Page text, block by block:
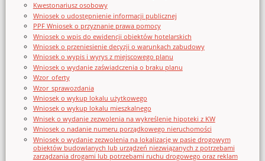
Kwestonariusz osobowy
Wniosek o udostępnienie informacji publicznej
PPF Wniosek o przyznanie prawa pomocy
Wniosek o wpis do ewidencji obiektów hotelarskich
Wniosek o przeniesienie decyzji o warunkach zabudowy
Wniosek o wypis i wyrys z miejscowego planu
Wniosek o wydanie zaświadczenia o braku planu
Wzor_oferty
Wzor_sprawozdania
Wniosek o wykup lokalu użytkowego
Wniosek o wykup lokalu mieszkalnego
Wnisek o wydanie zezwolenia na wykreślenie hipoteki z KW
Wniosek o nadanie numeru porządkowego nieruchomości
Wniosek o wydanie zezwolenia na lokalizację w pasie drogowym
obiektów budowlanych lub urządzeń niezwiązanych z potrzebami
zarządzania drogami lub potrzebami ruchu drogowego oraz reklam